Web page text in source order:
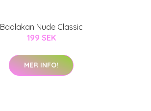
Badlakan Nude Classic
199 SEK
MER INFO!